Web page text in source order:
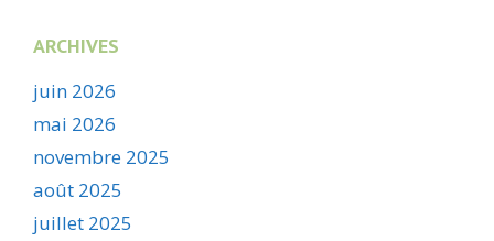
ARCHIVES
juin 2026
mai 2026
novembre 2025
août 2025
juillet 2025